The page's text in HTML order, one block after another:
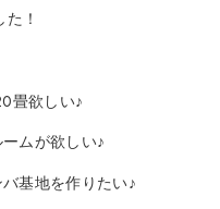
！
畳欲しい♪
ムが欲しい♪
基地を作りたい♪